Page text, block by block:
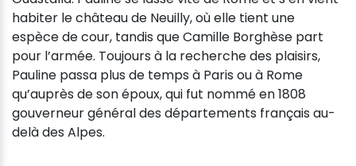
habiter le château de Neuilly, où elle tient une
espèce de cour, tandis que Camille Borghèse part
pour l’armée. Toujours à la recherche des plaisirs,
Pauline passa plus de temps à Paris ou à Rome
qu’auprès de son époux, qui fut nommé en 1808
gouverneur général des départements français au-
delà des Alpes.